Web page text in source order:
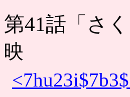
第41話「さ
映